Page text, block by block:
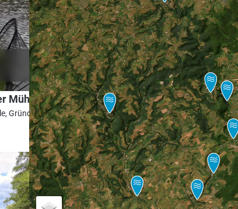
4.2
Mühle
Gründling, Stör,